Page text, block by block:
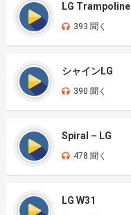
LG Trampoline
393 聞く
シャインLG
390 聞く
Spiral – LG
478 聞く
LG W31